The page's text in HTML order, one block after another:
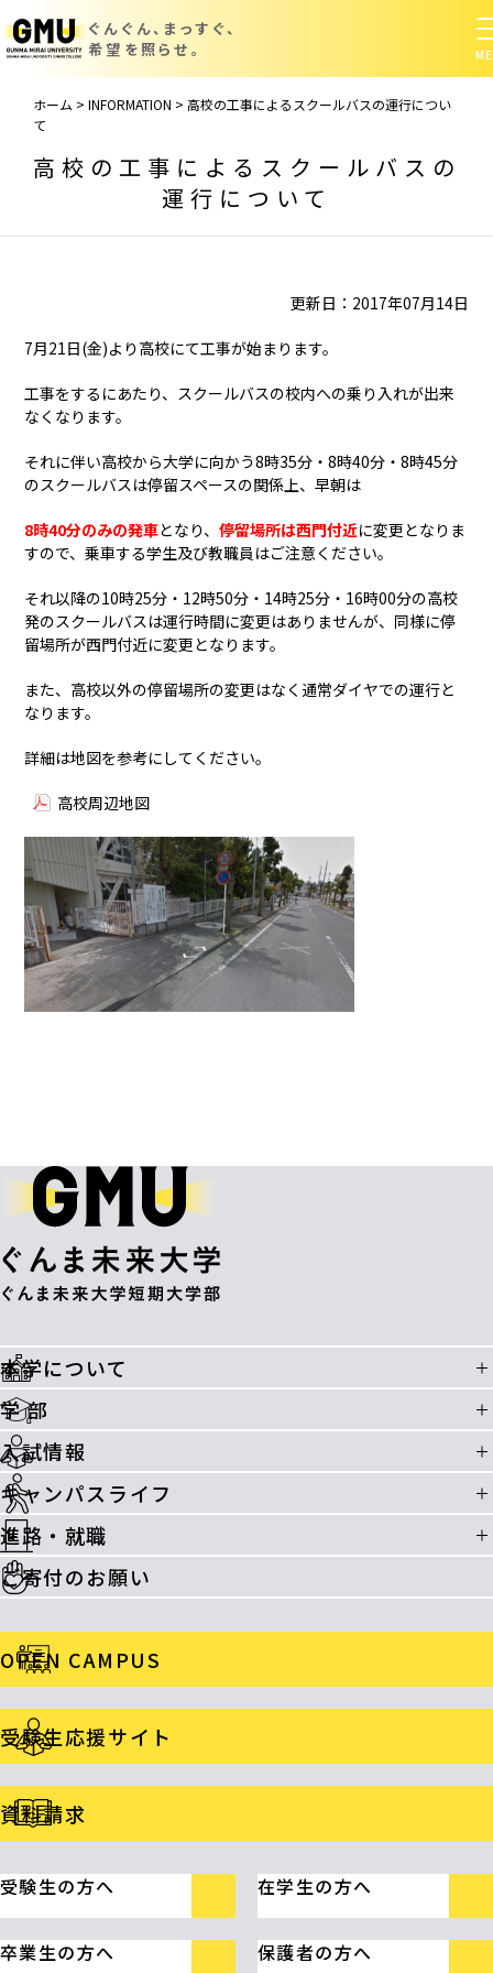
ぐんぐん、まっすぐ、
希望を照らせ。
ホーム > INFORMATION > 高校の工事によるスクールバスの運行につい
て
高校の工事によるスクールバスの
運行について
更新日：2017年07月14日
7月21日(金)より高校にて工事が始まります。
工事をするにあたり、スクールバスの校内への乗り入れが出来
なくなります。
それに伴い高校から大学に向かう8時35分・8時40分・8時45分
のスクールバスは停留スペースの関係上、早朝は
8時40分のみの発車となり、停留場所は西門付近に変更となりま
すので、乗車する学生及び教職員はご注意ください。
それ以降の10時25分・12時50分・14時25分・16時00分の高校
発のスクールバスは運行時間に変更はありませんが、同様に停
留場所が西門付近に変更となります。
また、高校以外の停留場所の変更はなく通常ダイヤでの運行と
なります。
詳細は地図を参考にしてください。
高校周辺地図
本学について
学 部
入試情報
キャンパスライフ
進路・就職
ご寄付のお願い
OPEN CAMPUS
受験生応援サイト
資料請求
受験生の方へ 在学生の方へ
卒業生の方へ 保護者の方へ